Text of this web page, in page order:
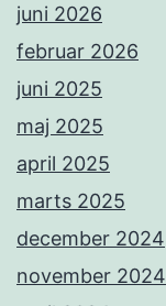
juni 2026
februar 2026
juni 2025
maj 2025
april 2025
marts 2025
december 2024
november 2024